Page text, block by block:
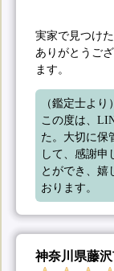
実家で見つけ
ありがとうご
ます。
（鑑定士より）
この度は、
た。大切に保
して、感謝申
とができ、嬉
おります。
神奈川県藤